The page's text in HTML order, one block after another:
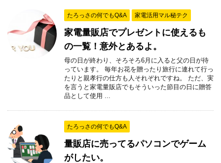
たろっさの何でもQ&A 家電活用マル秘テク
家電量販店でプレゼントに使えるも
の一覧！意外とあるよ。
母の日が終わり、そろそろ6月に入ると父の日が待
っています。 毎年お花を贈ったり旅行に連れて行っ
たりと親孝行の仕方も人それぞれですね。 ただ、実
を言うと家電量販店でもそういった節目の日に贈答
品として使用 ...
たろっさの何でもQ&A
量販店に売ってるパソコンでゲーム
がしたい。